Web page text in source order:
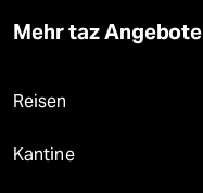
Mehr taz Angebote
Reisen
Kantine